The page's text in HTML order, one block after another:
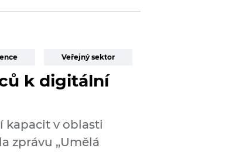
Veřejný sektor
k digitální
kapacit v oblasti
zprávu „Umělá